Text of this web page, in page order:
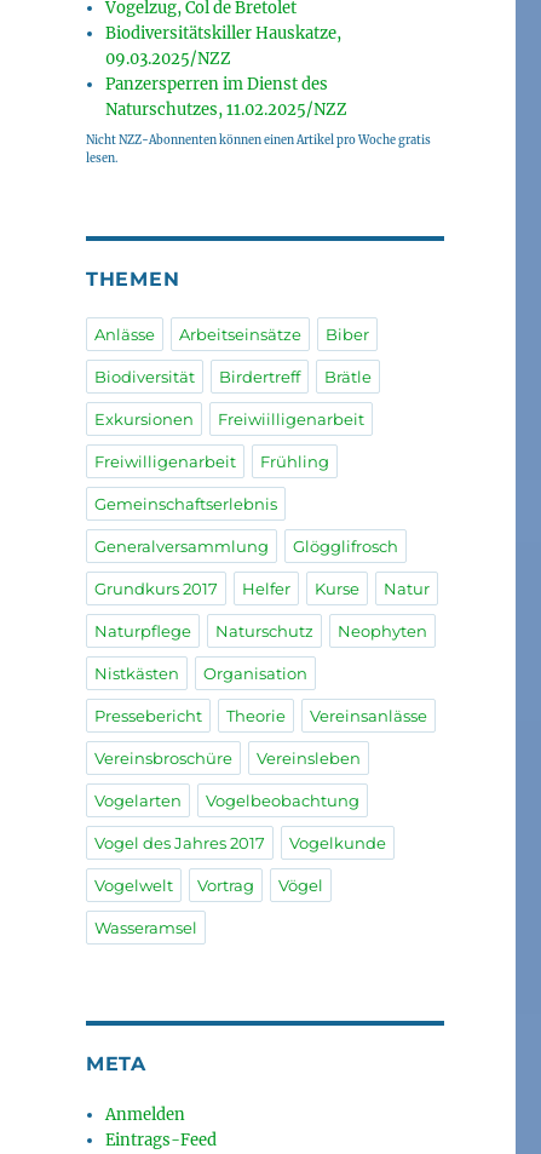
Vogelzug, Col de Bretolet
Biodiversitätskiller Hauskatze,
09.03.2025/NZZ
Panzersperren im Dienst des
Naturschutzes, 11.02.2025/NZZ
Nicht NZZ-Abonnenten können einen Artikel pro Woche gratis
lesen.
THEMEN
Anlässe Arbeitseinsätze Biber
Biodiversität Birdertreff Brätle
Exkursionen Freiwiilligenarbeit
Freiwilligenarbeit Frühling
Gemeinschaftserlebnis
Generalversammlung Glögglifrosch
Grundkurs 2017 Helfer Kurse Natur
Naturpflege Naturschutz Neophyten
Nistkästen Organisation
Pressebericht Theorie Vereinsanlässe
Vereinsbroschüre Vereinsleben
Vogelarten Vogelbeobachtung
Vogel des Jahres 2017 Vogelkunde
Vogelwelt Vortrag Vögel
Wasseramsel
META
Anmelden
Eintrags-Feed